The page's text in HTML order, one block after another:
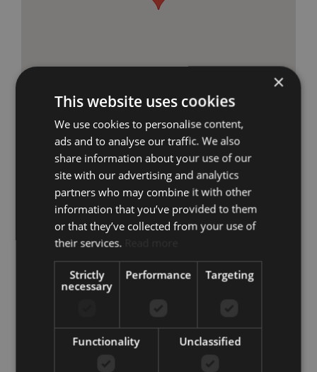
Ponte en contacto
+34 851 817 060
info@koreestates.com
×
This website uses cookies
We use cookies to personalise content,
ads and to analyse our traffic. We also
share information about your use of our
site with our advertising and analytics
partners who may combine it with other
information that you’ve provided to them
or that they’ve collected from your use of
their services.
Strictly
necessary
Performance Targeting
Functionality Unclassified